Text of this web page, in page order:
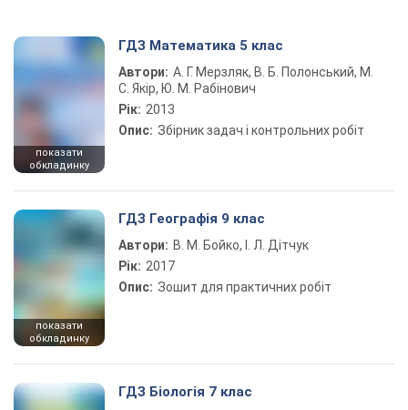
показати
обкладинку
ГДЗ Математика 5 клас
Автори: А. Г. Мерзляк, В. Б. Полонський, М.
С. Якір, Ю. М. Рабінович
Рік: 2013
Опис: Збірник задач і контрольних робіт
показати
обкладинку
ГДЗ Географія 9 клас
Автори: В. М. Бойко, І. Л. Дітчук
Рік: 2017
Опис: Зошит для практичних робіт
ГДЗ Біологія 7 клас